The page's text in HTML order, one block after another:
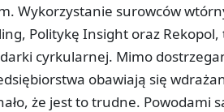
Wykorzystanie surowców
Politykę Insight oraz
cyrkularnej. Mimo
obawiają się
że jest to trudne. Powodami